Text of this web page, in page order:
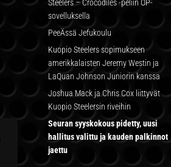
Steelers – Crocodiles -peliin OP-
sovelluksella
PeeÄssä Jefukoulu
Kuopio Steelers sopimukseen
amerikkalaisten Jeremy Westin ja
LaQuan Johnson Juniorin kanssa
Joshua Mack ja Chris Cox liittyvät
Kuopio Steelersin riveihin
Seuran syyskokous pidetty, uusi
hallitus valittu ja kauden palkinnot
jaettu